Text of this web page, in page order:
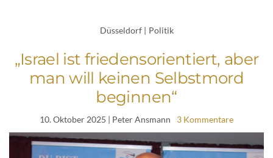
Düsseldorf | Politik
„Israel ist friedensorientiert, aber
man will keinen Selbstmord
beginnen“
10. Oktober 2025 | Peter Ansmann 3 Kommentare